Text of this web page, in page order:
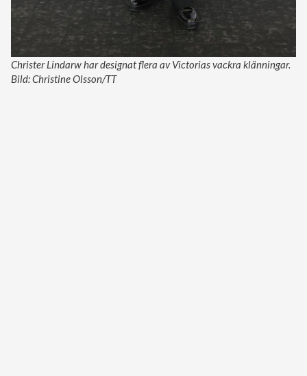
Christer Lindarw har designat flera av Victorias vackra klänningar.
Bild: Christine Olsson/TT